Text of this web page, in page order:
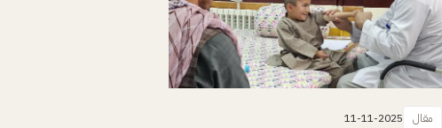
مقال 11-11-2025